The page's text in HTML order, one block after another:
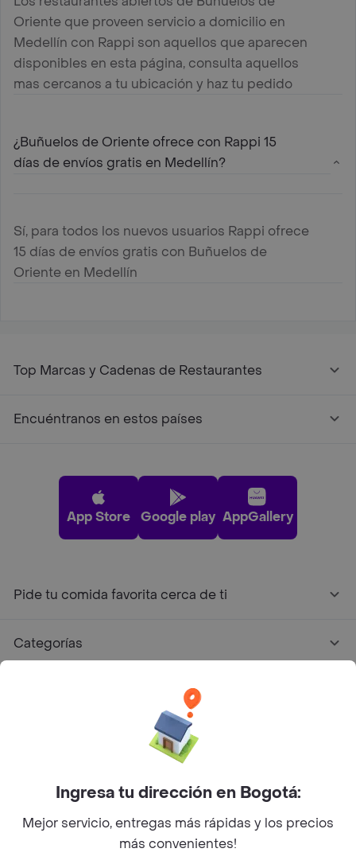
Oriente que proveen servicio a domicilio en
Medellín con Rappi son aquellos que aparecen
disponibles en esta página, consulta aquellos
mas cercanos a tu ubicación y haz tu pedido
¿Buñuelos de Oriente ofrece con Rappi 15
días de envíos gratis en Medellín?
Sí, para todos los nuevos usuarios Rappi ofrece
15 días de envíos gratis con Buñuelos de
Oriente en Medellín
Top Marcas y Cadenas de Restaurantes
Encuéntranos en estos países
App Store Google play AppGallery
Pide tu comida favorita cerca de ti
Categorías
Facebook
Twitter
Instagram
©2026Rappi Inc. All rights reserved.
Ingresa tu dirección en Bogotá:
Mejor servicio, entregas más rápidas y los precios
más convenientes!